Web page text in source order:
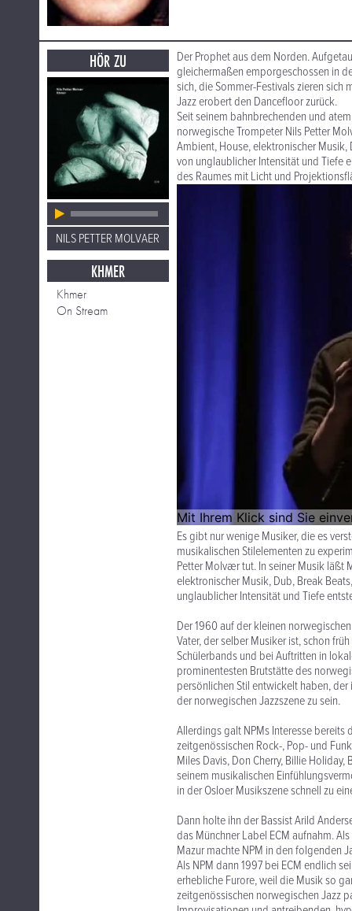
HÖR ZU
NILS PETTER MOLVAER
KHMER
Khmer
On Stream
Der Prophet aus dem Norden.
gleichermaßen emporgeschossen in
sich, die Sommer-Festivals zieren sich
Jazz erobert den Dancefloor zurück.
Seit seinem bahnbrechenden und
norwegische Trompeter Nils Petter
Ambient, House, elektronischer
von unglaublicher Intensität und Tiefe
des Raumes mit Licht und
Es gibt nur wenige Musiker, die es
musikalischen Stilelementen zu
Petter Molvær tut. In seiner Musik läßt
elektronischer Musik, Dub, Break
unglaublicher Intensität und Tiefe
Der 1960 auf der kleinen
Vater, der selber Musiker ist, schon
Schülerbands und bei Auftritten in
prominentesten Brutstätte des
persönlichen Stil entwickelt haben,
der norwegischen Jazzszene zu sein.
Allerdings galt NPMs Interesse bereits
zeitgenössischen Rock-, Pop- und
Miles Davis, Don Cherry, Billie
seinem musikalischen
in der Osloer Musikszene schnell zu
Dann holte ihn der Bassist Arild
das Münchner Label ECM aufnahm.
Mazur machte NPM in den folgenden
Als NPM dann 1997 bei ECM endlich
erhebliche Furore, weil die Musik so
zeitgenössischen norwegischen Jazz